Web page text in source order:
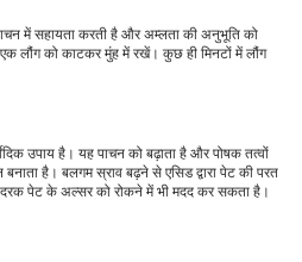
में सहायता करती है और अम्लता की अनुभूति को
लौंग को काटकर मुंह में रखें। कुछ ही मिनटों में लौंग
उपाय है। यह पाचन को बढ़ाता है और पोषक तत्वों
है। बलगम स्राव बढ़ने से एसिड द्वारा पेट की परत
पेट के अल्सर को रोकने में भी मदद कर सकता है।